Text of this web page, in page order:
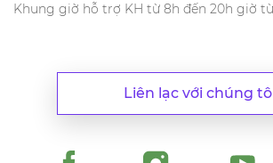
Liên lạc với chúng
Khung giờ hỗ trợ KH từ 8h đến 20h giờ từ